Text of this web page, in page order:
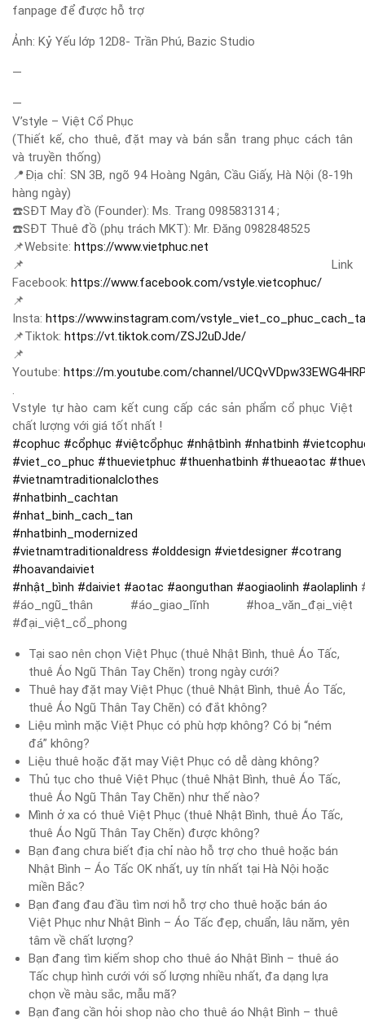
fanpage để được hỗ trợ
Ảnh: Kỷ Yếu lớp 12D8- Trần Phú, Bazic Studio
—
—
V’style – Việt Cổ Phục
(Thiết kế, cho thuê, đặt may và bán sẵn trang phục cách tân
và truyền thống)
📍 Địa chỉ: SN 3B, ngõ 94 Hoàng Ngân, Cầu Giấy, Hà Nội (8-19h
hàng ngày)
☎️SĐT May đồ (Founder): Ms. Trang 0985831314 ;
☎️SĐT Thuê đồ (phụ trách MKT): Mr. Đăng 0982848525
📌Website: https://www.vietphuc.net
📌 Link
Facebook: https://www.facebook.com/vstyle.vietcophuc/
📌
Insta: https://www.instagram.com/
📌Tiktok: https://vt.tiktok.com/ZSJ2uDJde/
📌
Youtube: https://m.youtube.com/channel/
.
Vstyle tự hào cam kết cung cấp các sản phẩm cổ phục Việt
chất lượng với giá tốt nhất !
#cophuc #cổphục #việtcổphục #nhậtbình #nhatbinh #
#viet_co_phuc #thuevietphuc #thuenhatbinh #thueaotac #
#vietnamtraditionalclothes
#nhatbinh_cachtan
#nhat_binh_cach_tan
#nhatbinh_modernized
#vietnamtraditionaldress #olddesign #vietdesigner #cotrang
#hoavandaiviet
#nhật_bình #daiviet #aotac #aonguthan #aogiaolinh #aolaplinh
#áo_ngũ_thân #áo_giao_lĩnh #hoa_văn_đại_việt
#đại_việt_cổ_phong
Tại sao nên chọn Việt Phục (thuê Nhật Bình, thuê Áo Tấc,
thuê Áo Ngũ Thân Tay Chẽn) trong ngày cưới?
Thuê hay đặt may Việt Phục (thuê Nhật Bình, thuê Áo Tấc,
thuê Áo Ngũ Thân Tay Chẽn) có đắt không?
Liệu mình mặc Việt Phục có phù hợp không? Có bị “ném
đá” không?
Liệu thuê hoặc đặt may Việt Phục có dễ dàng không?
Thủ tục cho thuê Việt Phục (thuê Nhật Bình, thuê Áo Tấc,
thuê Áo Ngũ Thân Tay Chẽn) như thế nào?
Mình ở xa có thuê Việt Phục (thuê Nhật Bình, thuê Áo Tấc,
thuê Áo Ngũ Thân Tay Chẽn) được không?
Bạn đang chưa biết địa chỉ nào hỗ trợ cho thuê hoặc bán
Nhật Bình – Áo Tấc OK nhất, uy tín nhất tại Hà Nội hoặc
miền Bắc?
Bạn đang đau đầu tìm nơi hỗ trợ cho thuê hoặc bán áo
Việt Phục như Nhật Bình – Áo Tấc đẹp, chuẩn, lâu năm, yên
tâm về chất lượng?
Bạn đang tìm kiếm shop cho thuê áo Nhật Bình – thuê áo
Tấc chụp hình cưới với số lượng nhiều nhất, đa dạng lựa
chọn về màu sắc, mẫu mã?
Bạn đang cần hỏi shop nào cho thuê áo Nhật Bình – thuê